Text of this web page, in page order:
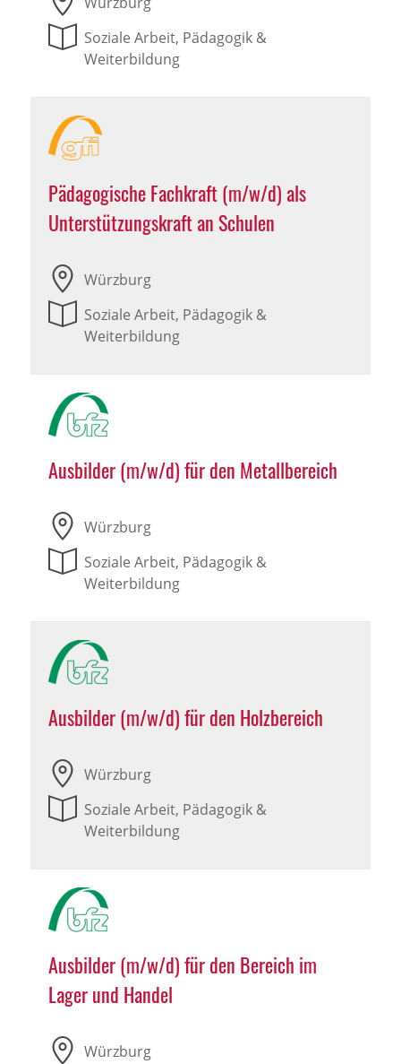
Soziale Arbeit, Pädagogik &
Weiterbildung
Pädagogische Fachkraft (m/w/d) als
Unterstützungskraft an Schulen
Würzburg
Soziale Arbeit, Pädagogik &
Weiterbildung
Ausbilder (m/w/d) für den Metallbereich
Würzburg
Soziale Arbeit, Pädagogik &
Weiterbildung
Ausbilder (m/w/d) für den Holzbereich
Würzburg
Soziale Arbeit, Pädagogik &
Weiterbildung
Ausbilder (m/w/d) für den Bereich im
Lager und Handel
Würzburg